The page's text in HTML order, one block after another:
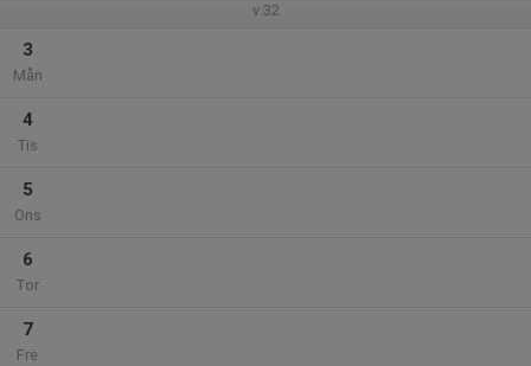
v.32
3
Mån
4
Tis
5
Ons
6
Tor
7
Fre